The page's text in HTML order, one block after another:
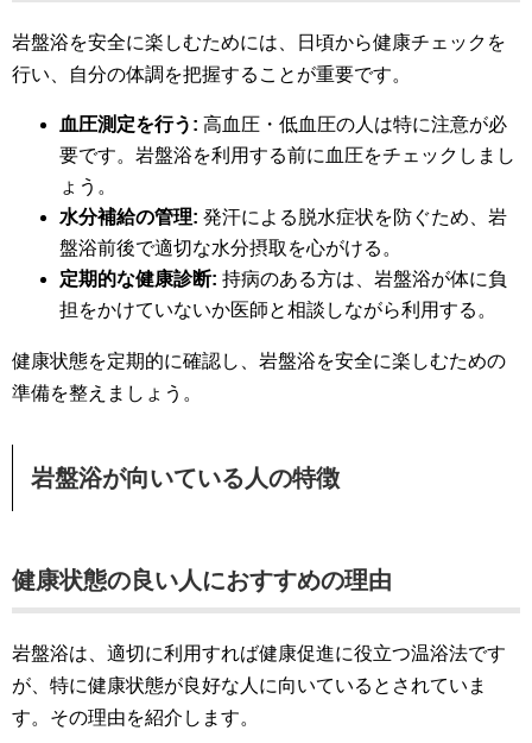
岩盤浴を安全に楽しむためには、日頃から健康チェックを
行い、自分の体調を把握することが重要です。
血圧測定を行う: 高血圧・低血圧の人は特に注意が必
要です。岩盤浴を利用する前に血圧をチェックしまし
ょう。
水分補給の管理: 発汗による脱水症状を防ぐため、岩
盤浴前後で適切な水分摂取を心がける。
定期的な健康診断: 持病のある方は、岩盤浴が体に負
担をかけていないか医師と相談しながら利用する。
健康状態を定期的に確認し、岩盤浴を安全に楽しむための
準備を整えましょう。
岩盤浴が向いている人の特徴
健康状態の良い人におすすめの理由
岩盤浴は、適切に利用すれば健康促進に役立つ温浴法です
が、特に健康状態が良好な人に向いているとされていま
す。その理由を紹介します。